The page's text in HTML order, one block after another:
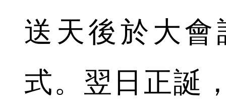
送天後於大
式。翌日正誕